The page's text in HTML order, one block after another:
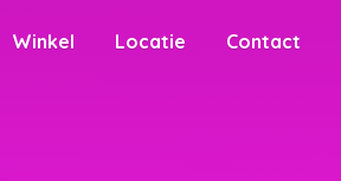
Winkel Locatie Contact